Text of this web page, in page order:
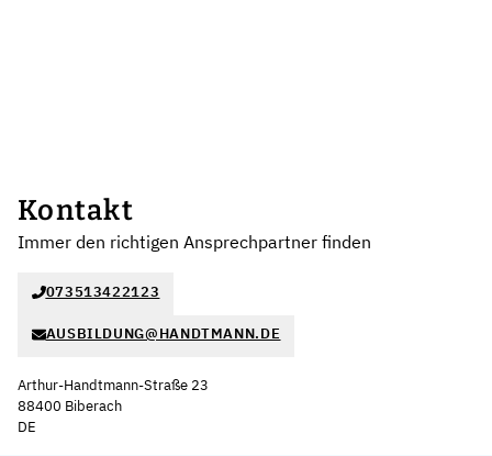
Kontakt
Immer den richtigen Ansprechpartner finden
073513422123
AUSBILDUNG@HANDTMANN.DE
Arthur-Handtmann-Straße 23
88400 Biberach
DE